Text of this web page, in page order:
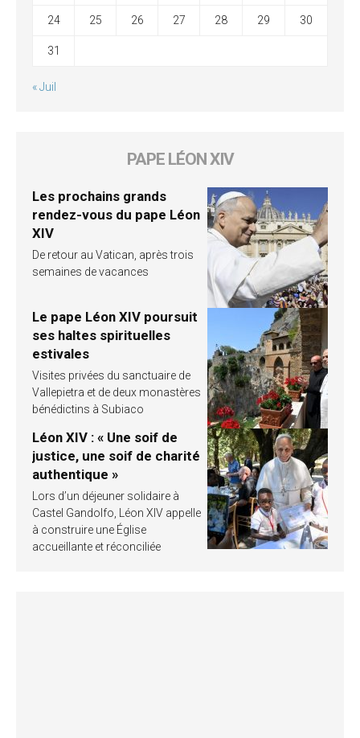
24 25 26 27 28 29 30
31
« Juil
PAPE LÉON XIV
Les prochains grands
rendez-vous du pape Léon
XIV
De retour au Vatican, après trois
semaines de vacances
Le pape Léon XIV poursuit
ses haltes spirituelles
estivales
Visites privées du sanctuaire de
Vallepietra et de deux monastères
bénédictins à Subiaco
Léon XIV : « Une soif de
justice, une soif de charité
authentique »
Lors d’un déjeuner solidaire à
Castel Gandolfo, Léon XIV appelle
à construire une Église
accueillante et réconciliée